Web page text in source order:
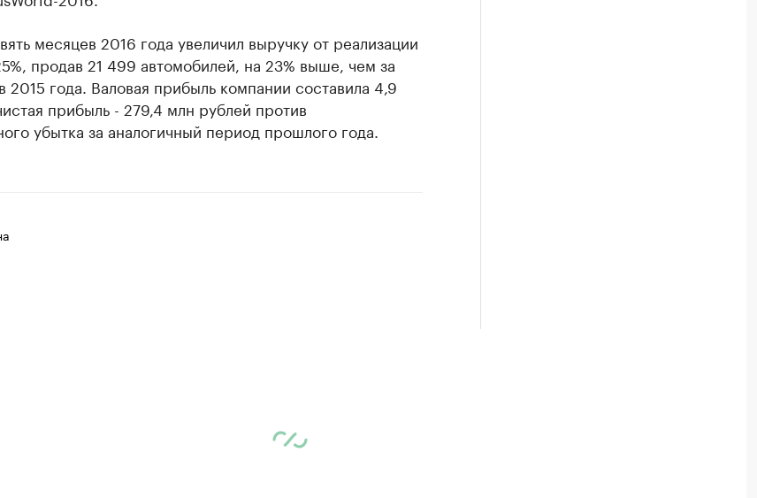
месяцев 2016 года увеличил выручку от реализации
продав 21 499 автомобилей, на 23% выше, чем за
2015 года. Валовая прибыль компании составила 4,9
прибыль - 279,4 млн рублей против
убытка за аналогичный период прошлого года.